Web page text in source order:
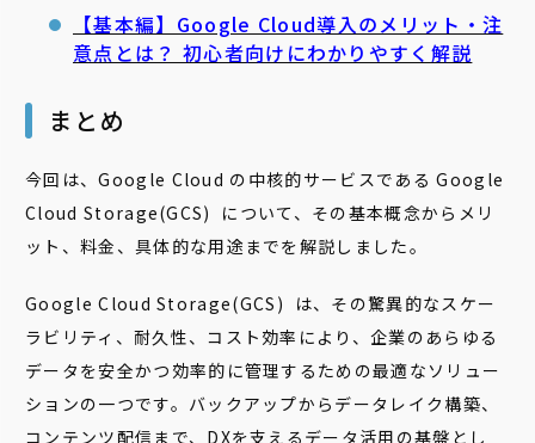
【基本編】Google Cloud導入のメリット・注
意点とは？ 初心者向けにわかりやすく解説
まとめ
今回は、Google Cloud の中核的サービスである Google
Cloud Storage(GCS) について、その基本概念からメリ
ット、料金、具体的な用途までを解説しました。
Google Cloud Storage(GCS) は、その驚異的なスケー
ラビリティ、耐久性、コスト効率により、企業のあらゆる
データを安全かつ効率的に管理するための最適なソリュー
ションの一つです。バックアップからデータレイク構築、
コンテンツ配信まで、DXを支えるデータ活用の基盤とし